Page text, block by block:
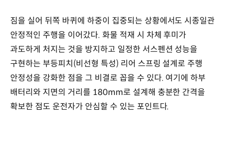
짐을 실어 뒤쪽 바퀴에 하중이 집중되는 상황에서도 시종일관
안정적인 주행을 이어갔다. 화물 적재 시 차체 후미가
과도하게 처지는 것을 방지하고 일정한 서스펜션 성능을
구현하는 부등피치(비선형 특성) 리어 스프링 설계로 주행
안정성을 강화한 점을 그 비결로 꼽을 수 있다. 여기에 하부
배터리와 지면의 거리를 180mm로 설계해 충분한 간격을
확보한 점도 운전자가 안심할 수 있는 포인트다.